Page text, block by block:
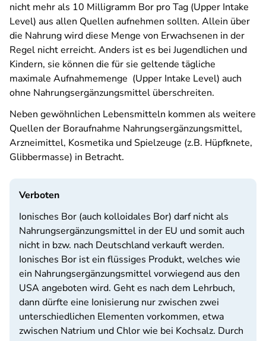
nicht mehr als 10 Milligramm Bor pro Tag (Upper Intake
Level) aus allen Quellen aufnehmen sollten. Allein über
die Nahrung wird diese Menge von Erwachsenen in der
Regel nicht erreicht. Anders ist es bei Jugendlichen und
Kindern, sie können die für sie geltende tägliche
maximale Aufnahmemenge (Upper Intake Level) auch
ohne Nahrungsergänzungsmittel überschreiten.
Neben gewöhnlichen Lebensmitteln kommen als weitere
Quellen der Boraufnahme Nahrungsergänzungsmittel,
Arzneimittel, Kosmetika und Spielzeuge (z.B. Hüpfknete,
Glibbermasse) in Betracht.
Verboten
Ionisches Bor (auch kolloidales Bor) darf nicht als
Nahrungsergänzungsmittel in der EU und somit auch
nicht in bzw. nach Deutschland verkauft werden.
Ionisches Bor ist ein flüssiges Produkt, welches wie
ein Nahrungsergänzungsmittel vorwiegend aus den
USA angeboten wird. Geht es nach dem Lehrbuch,
dann dürfte eine Ionisierung nur zwischen zwei
unterschiedlichen Elementen vorkommen, etwa
zwischen Natrium und Chlor wie bei Kochsalz. Durch